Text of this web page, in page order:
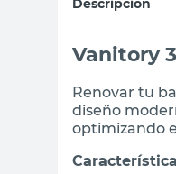
Descripción
Vanitory
Renovar tu
diseño
optimizando